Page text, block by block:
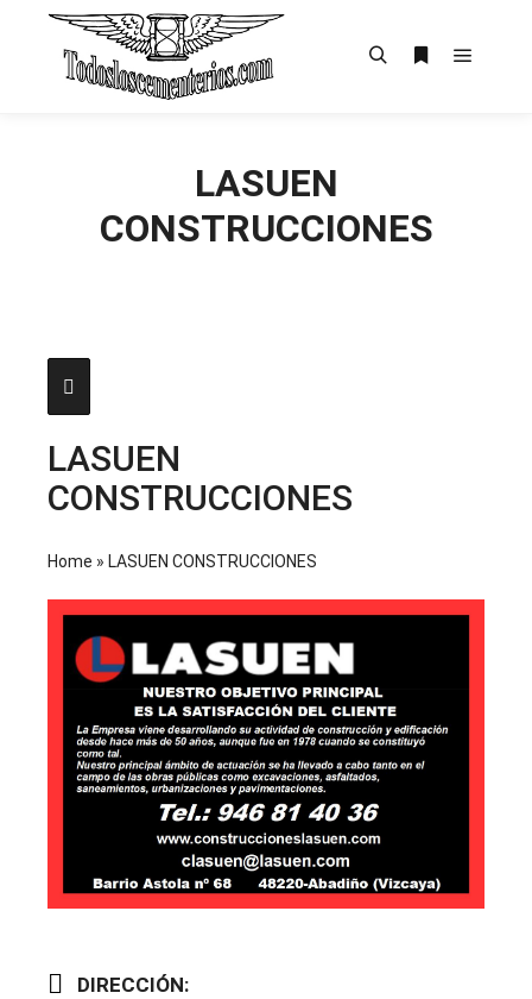
LASUEN
CONSTRUCCIONES
LASUEN
CONSTRUCCIONES
Home » LASUEN CONSTRUCCIONES
DIRECCIÓN: